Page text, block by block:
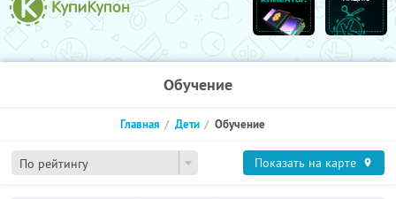
Обучение
По рейтингу
Главная Дети Обучение
Показать на карте